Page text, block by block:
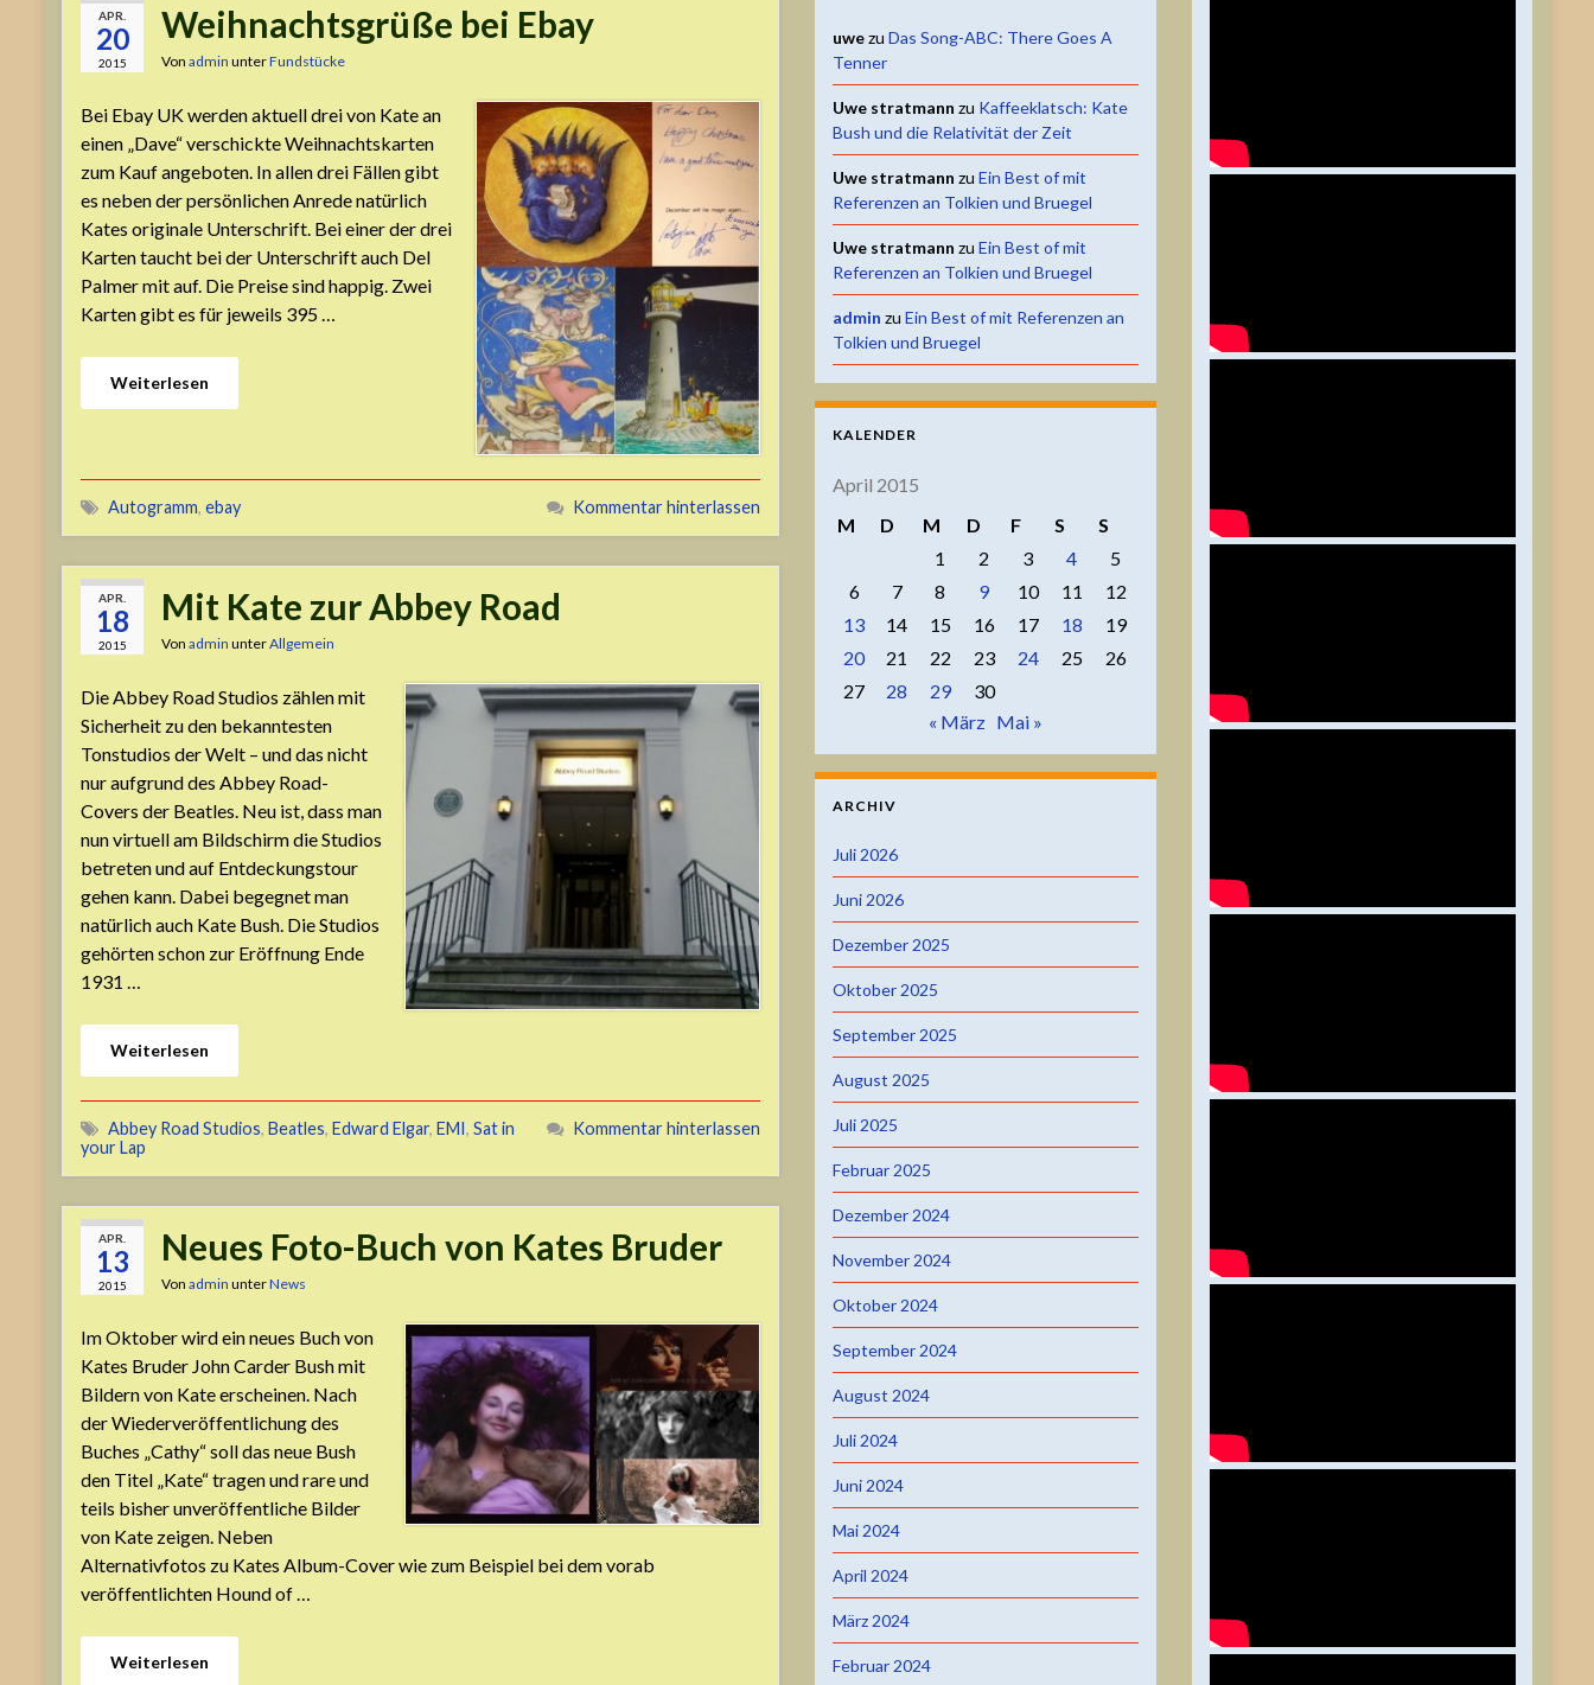
APR.
20
2015
Weihnachtsgrüße bei Ebay
Von admin unterFundstücke
Bei Ebay UK werden aktuell drei von Kate an
einen „Dave“ verschickte Weihnachtskarten
zum Kauf angeboten. In allen drei Fällen gibt
es neben der persönlichen Anrede natürlich
Kates originale Unterschrift. Bei einer der drei
Karten taucht bei der Unterschrift auch Del
Palmer mit auf. Die Preise sind happig. Zwei
Karten gibt es für jeweils 395 …
Weiterlesen
Autogramm, ebay Kommentar hinterlassen
APR.
18
2015
Mit Kate zur Abbey Road
Von admin unterAllgemein
Die Abbey Road Studios zählen mit
Sicherheit zu den bekanntesten
Tonstudios der Welt – und das nicht
nur aufgrund des Abbey Road-
Covers der Beatles. Neu ist, dass man
nun virtuell am Bildschirm die Studios
betreten und auf Entdeckungstour
gehen kann. Dabei begegnet man
natürlich auch Kate Bush. Die Studios
gehörten schon zur Eröffnung Ende
1931 …
Weiterlesen
Abbey Road Studios, Beatles, Edward Elgar, EMI, Sat in
your Lap
Kommentar hinterlassen
APR.
13
2015
Neues Foto-Buch von Kates Bruder
Von admin unterNews
Im Oktober wird ein neues Buch von
Kates Bruder John Carder Bush mit
Bildern von Kate erscheinen. Nach
der Wiederveröffentlichung des
Buches „Cathy“ soll das neue Bush
den Titel „Kate“ tragen und rare und
teils bisher unveröffentliche Bilder
von Kate zeigen. Neben
Alternativfotos zu Kates Album-Cover wie zum Beispiel bei dem vorab
veröffentlichten Hound of …
Weiterlesen
uwezu Das Song-ABC: There Goes A
Tenner
Uwe stratmann zu Kaffeeklatsch: Kate
Bush und die Relativität der Zeit
Uwe stratmann zu Ein Best of mit
Referenzen an Tolkien und Bruegel
Uwe stratmann zu Ein Best of mit
Referenzen an Tolkien und Bruegel
admin zu Ein Best of mit Referenzen an
Tolkien und Bruegel
KALENDER
April 2015
M
D M D F S
S
1
2 3 4
5
6
7 8 9 10 11
12
13
14 15 16 17 18
19
20
21 22 23 24 25
26
27
28 29
30
« März Mai »
ARCHIV
Juli 2026
Juni 2026
Dezember 2025
Oktober 2025
September 2025
August 2025
Juli 2025
Februar 2025
Dezember 2024
November 2024
Oktober 2024
September 2024
August 2024
Juli 2024
Juni 2024
Mai 2024
April 2024
März 2024
Februar 2024